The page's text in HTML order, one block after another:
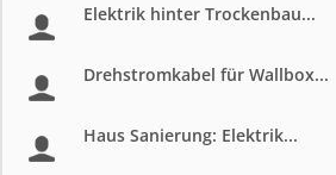
Elektrik hinter Trockenbau...
Drehstromkabel für Wallbox...
Haus Sanierung: Elektrik...